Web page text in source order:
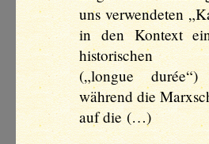
uns verwendeten
in den Kontext
historischen
(„longue durée“)
während die
auf die (…)